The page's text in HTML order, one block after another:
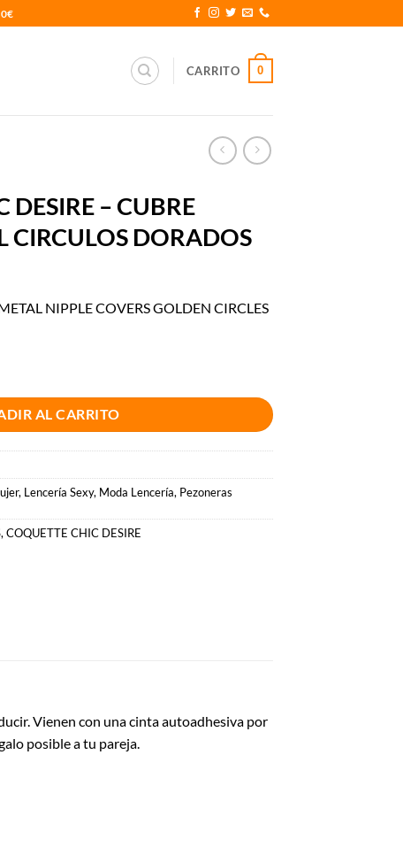
CARRITO 0
DESIRE – CUBRE
CIRCULOS DORADOS
NIPPLE COVERS GOLDEN CIRCLES
PEZONES METAL CIRCULOS DORADOS cantidad
AL CARRITO
, Lencería Sexy, Moda Lencería, Pezoneras
, COQUETTE CHIC DESIRE
Vienen con una cinta autoadhesiva por
posible a tu pareja.